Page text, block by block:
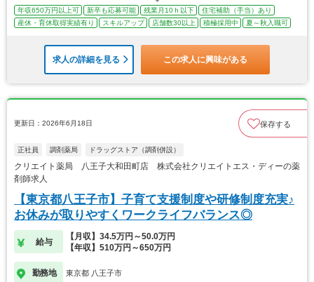
年収650万円以上可 新卒も応募可能 残業月10ｈ以下
住宅補助（手当）あり
産休・育休取得実績有り
スキルアップ 店舗数30以上 積極採用中 夏～秋入職可
求人の詳細を見る この求人に興味がある
更新日：2026年6月18日 保存する
正社員 調剤薬局 ドラッグストア（調剤併設）
クリエイト薬局 八王子大和田町店 株式会社クリエイトエス・ディーの薬
剤師求人
【東京都八王子市】子育て支援制度や研修制度充実♪
お休みが取りやすくワークライフバランス◎
給与
【月収】34.5万円～50.0万円
【年収】510万円～650万円
勤務地 東京都 八王子市